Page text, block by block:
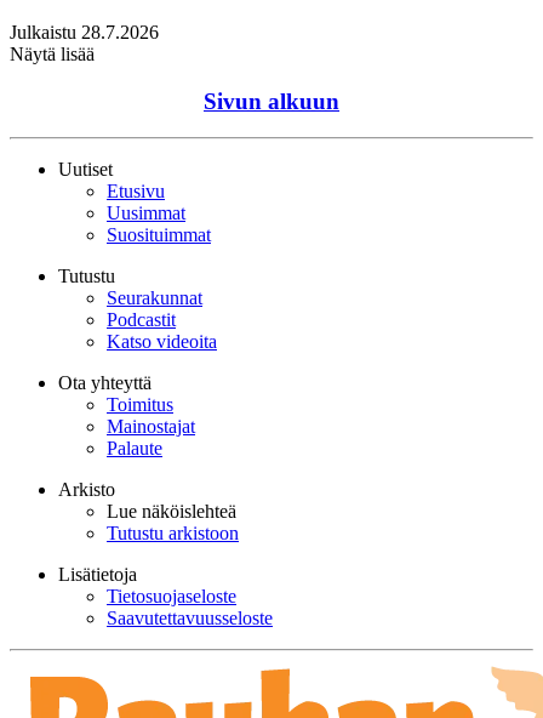
Julkaistu 28.7.2026
Näytä lisää
Sivun alkuun
Uutiset
Etusivu
Uusimmat
Suosituimmat
Tutustu
Seurakunnat
Podcastit
Katso videoita
Ota yhteyttä
Toimitus
Mainostajat
Palaute
Arkisto
Lue näköislehteä
Tutustu arkistoon
Lisätietoja
Tietosuojaseloste
Saavutettavuusseloste